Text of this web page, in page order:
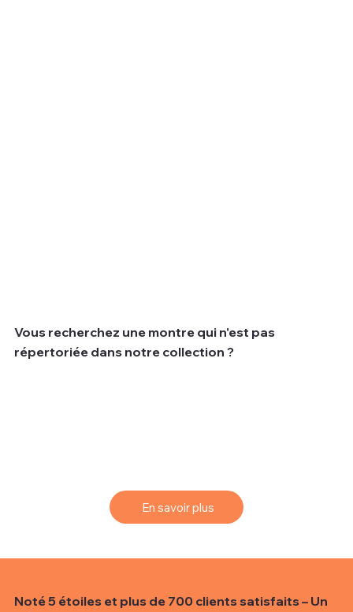
Vous recherchez une montre qui n'est pas
répertoriée dans notre collection ?
En savoir plus
Noté 5 étoiles et plus de 700 clients satisfaits – Un